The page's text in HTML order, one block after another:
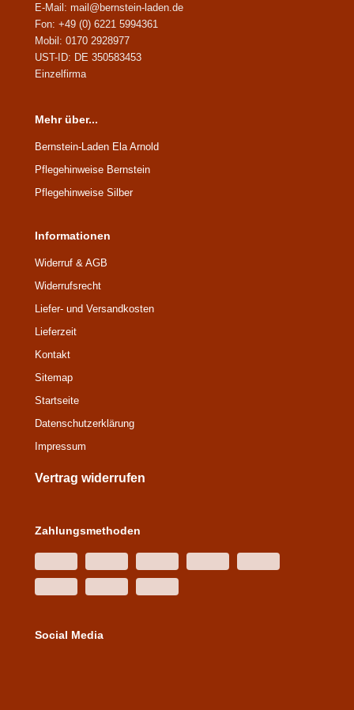
E-Mail: mail@bernstein-laden.de
Fon: +49 (0) 6221 5994361
Mobil: 0170 2928977
UST-ID: DE 350583453
Einzelfirma
Mehr über...
Bernstein-Laden Ela Arnold
Pflegehinweise Bernstein
Pflegehinweise Silber
Informationen
Widerruf & AGB
Widerrufsrecht
Liefer- und Versandkosten
Lieferzeit
Kontakt
Sitemap
Startseite
Datenschutz­erklärung
Impressum
Vertrag widerrufen
Zahlungsmethoden
Social Media